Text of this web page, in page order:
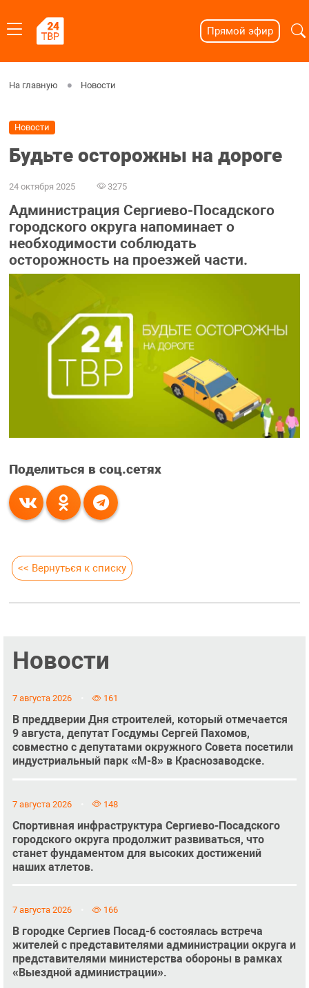
Прямой эфир
На главную Новости
Новости
Будьте осторожны на дороге
24 октября 2025 3275
Администрация Сергиево-Посадского
городского округа напоминает о
необходимости соблюдать
осторожность на проезжей части.
Поделиться в соц.сетях
<< Вернуться к списку
Новости
7 августа 2026 161
В преддверии Дня строителей, который отмечается
9 августа, депутат Госдумы Сергей Пахомов,
совместно с депутатами окружного Совета посетили
индустриальный парк «М-8» в Краснозаводске.
7 августа 2026 148
Спортивная инфраструктура Сергиево-Посадского
городского округа продолжит развиваться, что
станет фундаментом для высоких достижений
наших атлетов.
7 августа 2026 166
В городке Сергиев Посад-6 состоялась встреча
жителей с представителями администрации округа и
представителями министерства обороны в рамках
«Выездной администрации».